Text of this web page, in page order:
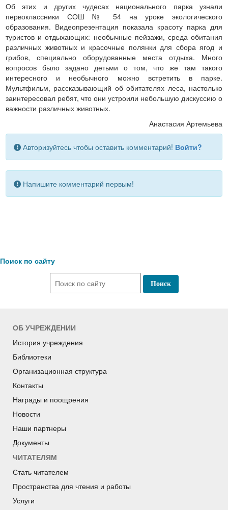
Об этих и других чудесах национального парка узнали
первоклассники СОШ № 54 на уроке экологического
образования. Видеопрезентация показала красоту парка для
туристов и отдыхающих: необычные пейзажи, среда обитания
различных животных и красочные полянки для сбора ягод и
грибов, специально оборудованные места отдыха. Много
вопросов было задано детьми о том, что же там такого
интересного и необычного можно встретить в парке.
Мультфильм, рассказывающий об обитателях леса, настолько
заинтересовал ребят, что они устроили небольшую дискуссию о
важности различных животных.
Анастасия Артемьева
Авторизуйтесь чтобы оставить комментарий! Войти?
Напишите комментарий первым!
Поиск по сайту
ОБ УЧРЕЖДЕНИИ
История учреждения
Библиотеки
Организационная структура
Контакты
Награды и поощрения
Новости
Наши партнеры
Документы
ЧИТАТЕЛЯМ
Стать читателем
Пространства для чтения и работы
Услуги